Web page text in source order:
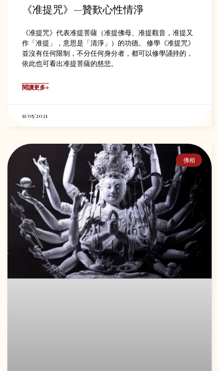
《准提咒》—贊歎心性情淨
《准提咒》代表准提菩薩（准提佛母、准提觀音，准提又
作「准提」，意思是「清淨」）的功德。 修學《准提咒》
並沒有任何限制，不分任何身分者，都可以修學誦持的，
依此也可看出准提菩薩的慈悲。
閱讀更多»
11/05/2021
佛相